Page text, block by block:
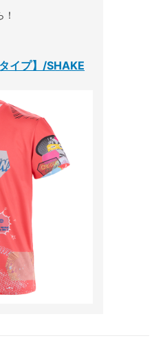
イプ】/SHAKE